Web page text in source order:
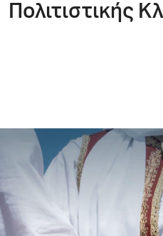
Πολιτιστικής